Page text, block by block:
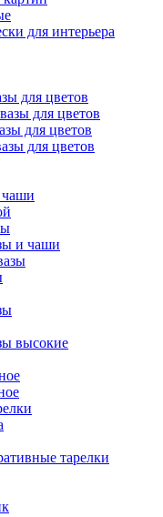
для интерьера
для цветов
для цветов
для цветов
для цветов
чаши
и чаши
высокие
тарелки